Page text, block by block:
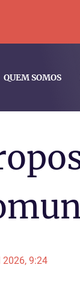
QUEM SOMOS
2026, 9:24